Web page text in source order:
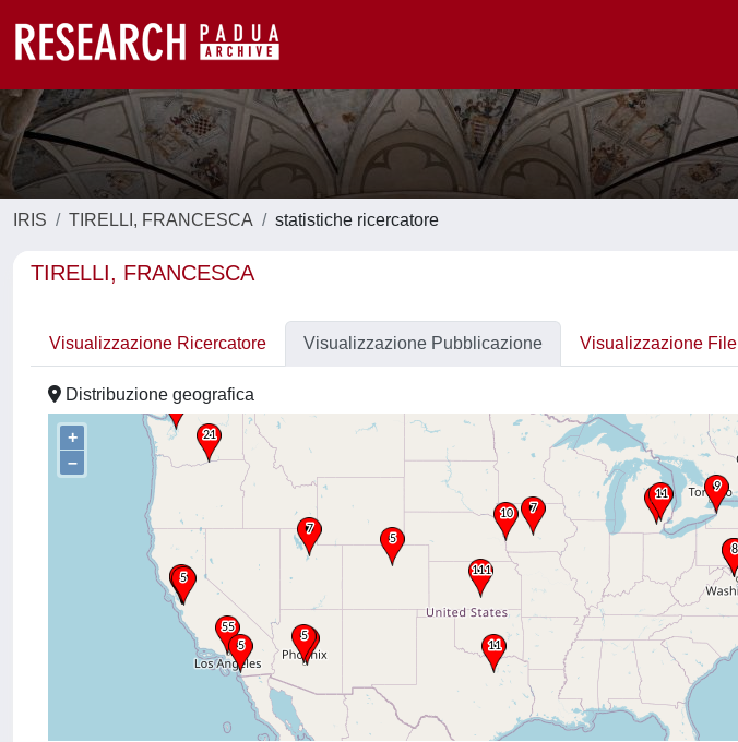
IRIS TIRELLI, FRANCESCA statistiche ricercatore
TIRELLI, FRANCESCA
Visualizzazione Ricercatore Visualizzazione Pubblicazione Visualizzazione File
Distribuzione geografica
+
–